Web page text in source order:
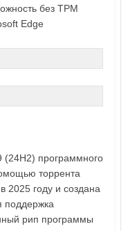
без TPM
Edge
(24H2) программного
торрента
2025 году и создана
поддержка
рип программы